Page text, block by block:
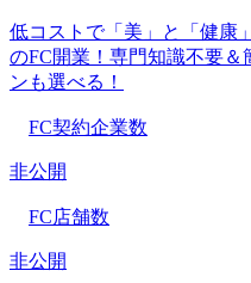
低コストで「美」と「健康
のFC開業！専門知識不要
ンも選べる！
FC契約企業数
非公開
FC店舗数
非公開